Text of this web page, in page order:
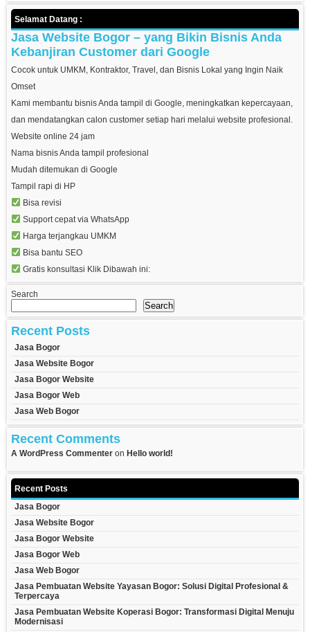
Selamat Datang :
Jasa Website Bogor – yang Bikin Bisnis Anda
Kebanjiran Customer dari Google
Cocok untuk UMKM, Kontraktor, Travel, dan Bisnis Lokal yang Ingin Naik
Omset
Kami membantu bisnis Anda tampil di Google, meningkatkan kepercayaan,
dan mendatangkan calon customer setiap hari melalui website profesional.
Website online 24 jam
Nama bisnis Anda tampil profesional
Mudah ditemukan di Google
Tampil rapi di HP
Bisa revisi
Support cepat via WhatsApp
Harga terjangkau UMKM
Bisa bantu SEO
Gratis konsultasi Klik Dibawah ini:
Search
Search
Recent Posts
Jasa Bogor
Jasa Website Bogor
Jasa Bogor Website
Jasa Bogor Web
Jasa Web Bogor
Recent Comments
A WordPress Commenter on Hello world!
Recent Posts
Jasa Bogor
Jasa Website Bogor
Jasa Bogor Website
Jasa Bogor Web
Jasa Web Bogor
Jasa Pembuatan Website Yayasan Bogor: Solusi Digital Profesional &
Terpercaya
Jasa Pembuatan Website Koperasi Bogor: Transformasi Digital Menuju
Modernisasi